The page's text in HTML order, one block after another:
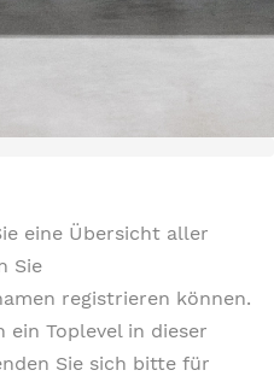
eine Übersicht aller
Sie
registrieren können.
Toplevel in dieser
Sie sich bitte für